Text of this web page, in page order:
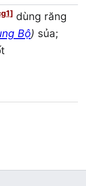
dùng răng
Bộ) sủa;